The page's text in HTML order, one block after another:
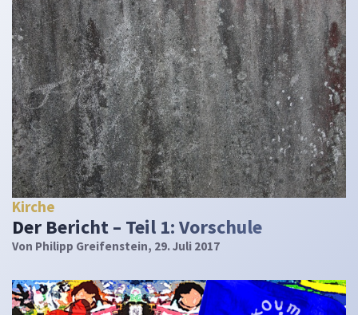
Kirche
Der Bericht – Teil 1: Vorschule
Von Philipp Greifenstein, 29. Juli 2017